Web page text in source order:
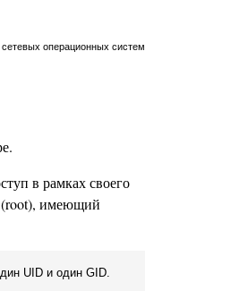
операционных систем
в рамках своего
(root), имеющий
UID и один GID.